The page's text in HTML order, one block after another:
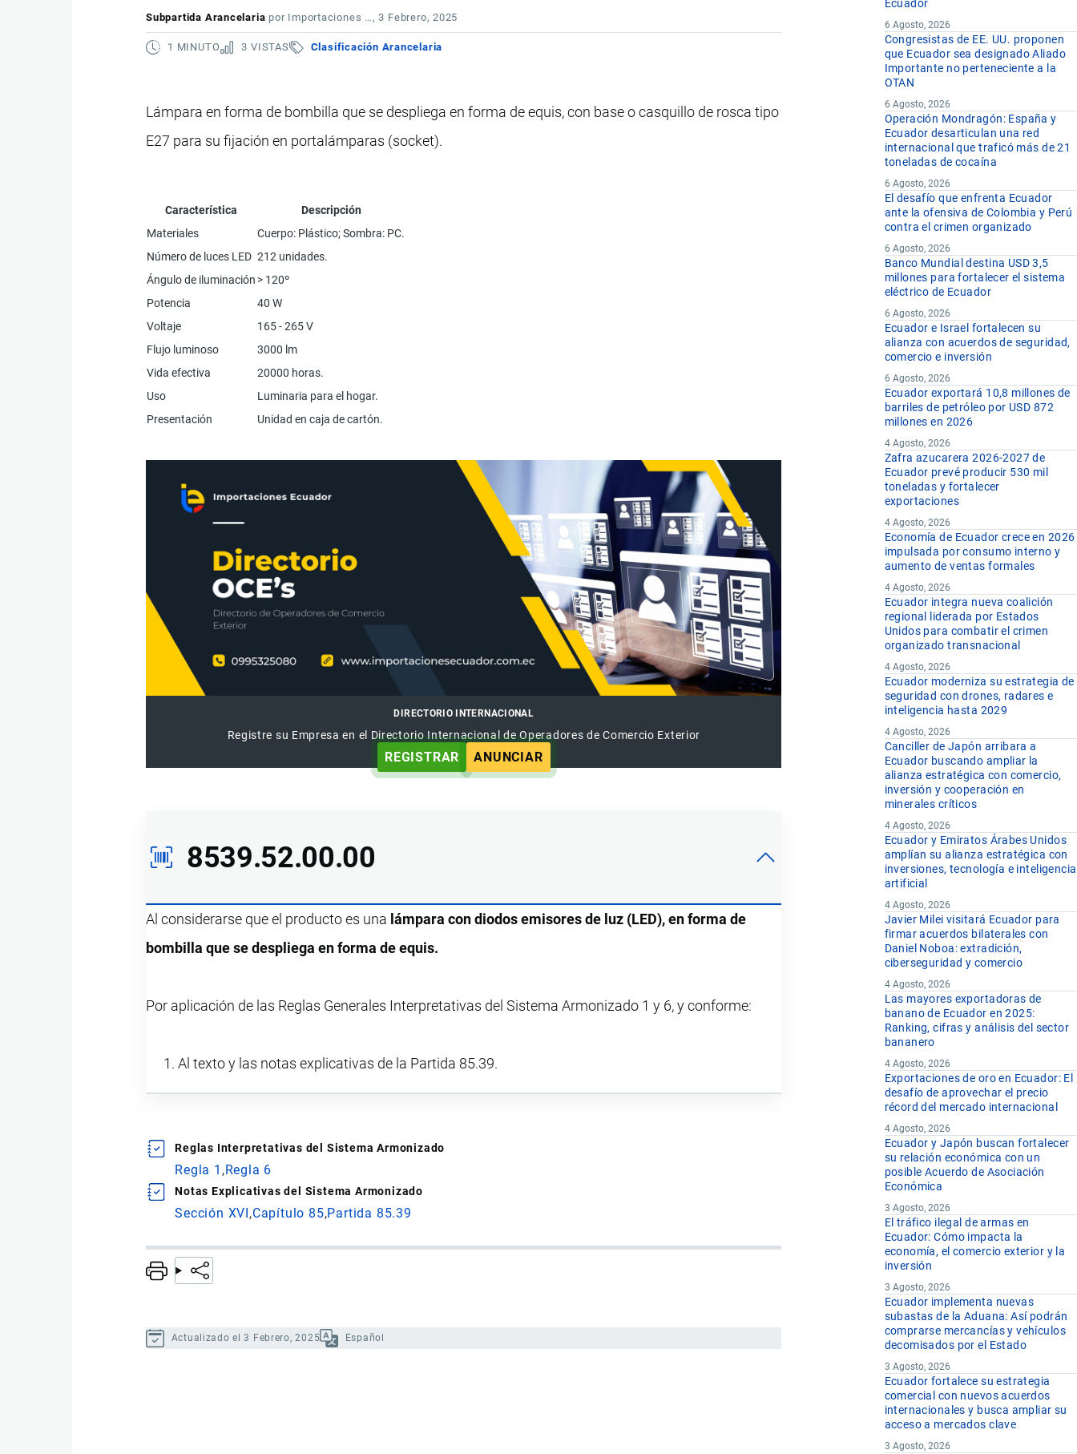
Subpartida Arancelaria por Importaciones …, 3 Febrero, 2025
1 MINUTO 3 VISTAS Clasificación Arancelaria
Lámpara en forma de bombilla que se despliega en forma de equis, con base o casquillo de rosca tipo
E27 para su fijación en portalámparas (socket).
Característica
Descripción
Materiales
Cuerpo: Plástico; Sombra: PC.
Número de luces LED 212 unidades.
Ángulo de iluminación > 120º
Potencia
40 W
Voltaje
165 - 265 V
Flujo luminoso
3000 lm
Vida efectiva
20000 horas.
Uso
Luminaria para el hogar.
Presentación
Unidad en caja de cartón.
DIRECTORIO INTERNACIONAL
Registre su Empresa en el Directorio Internacional de Operadores de Comercio Exterior
REGISTRAR ANUNCIAR
8539.52.00.00
Al considerarse que el producto es una lámpara con diodos emisores de luz (LED), en forma de
bombilla que se despliega en forma de equis.
Por aplicación de las Reglas Generales Interpretativas del Sistema Armonizado 1 y 6, y conforme:
Al texto y las notas explicativas de la Partida 85.39.
Reglas Interpretativas del Sistema Armonizado
Regla 1 Regla 6
Notas Explicativas del Sistema Armonizado
Sección XVI Capítulo 85 Partida 85.39
Actualizado el 3 Febrero, 2025 Español
Ecuador
6 Agosto, 2026
Congresistas de EE. UU. proponen
que Ecuador sea designado Aliado
Importante no perteneciente a la
OTAN
6 Agosto, 2026
Operación Mondragón: España y
Ecuador desarticulan una red
internacional que traficó más de 21
toneladas de cocaína
6 Agosto, 2026
El desafío que enfrenta Ecuador
ante la ofensiva de Colombia y Perú
contra el crimen organizado
6 Agosto, 2026
Banco Mundial destina USD 3,5
millones para fortalecer el sistema
eléctrico de Ecuador
6 Agosto, 2026
Ecuador e Israel fortalecen su
alianza con acuerdos de seguridad,
comercio e inversión
6 Agosto, 2026
Ecuador exportará 10,8 millones de
barriles de petróleo por USD 872
millones en 2026
4 Agosto, 2026
Zafra azucarera 2026-2027 de
Ecuador prevé producir 530 mil
toneladas y fortalecer
exportaciones
4 Agosto, 2026
Economía de Ecuador crece en 2026
impulsada por consumo interno y
aumento de ventas formales
4 Agosto, 2026
Ecuador integra nueva coalición
regional liderada por Estados
Unidos para combatir el crimen
organizado transnacional
4 Agosto, 2026
Ecuador moderniza su estrategia de
seguridad con drones, radares e
inteligencia hasta 2029
4 Agosto, 2026
Canciller de Japón arribara a
Ecuador buscando ampliar la
alianza estratégica con comercio,
inversión y cooperación en
minerales críticos
4 Agosto, 2026
Ecuador y Emiratos Árabes Unidos
amplían su alianza estratégica con
inversiones, tecnología e inteligencia
artificial
4 Agosto, 2026
Javier Milei visitará Ecuador para
firmar acuerdos bilaterales con
Daniel Noboa: extradición,
ciberseguridad y comercio
4 Agosto, 2026
Las mayores exportadoras de
banano de Ecuador en 2025:
Ranking, cifras y análisis del sector
bananero
4 Agosto, 2026
Exportaciones de oro en Ecuador: El
desafío de aprovechar el precio
récord del mercado internacional
4 Agosto, 2026
Ecuador y Japón buscan fortalecer
su relación económica con un
posible Acuerdo de Asociación
Económica
3 Agosto, 2026
El tráfico ilegal de armas en
Ecuador: Cómo impacta la
economía, el comercio exterior y la
inversión
3 Agosto, 2026
Ecuador implementa nuevas
subastas de la Aduana: Así podrán
comprarse mercancías y vehículos
decomisados por el Estado
3 Agosto, 2026
Ecuador fortalece su estrategia
comercial con nuevos acuerdos
internacionales y busca ampliar su
acceso a mercados clave
3 Agosto, 2026